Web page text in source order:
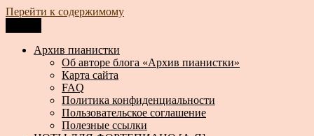
Перейти к содержимому
Архив пианистки
Всё для пианистов: ноты, книги, музыка, статьи…
Архив пианистки
Об авторе блога «Архив пианистки»
Карта сайта
FAQ
Политика конфиденциальности
Пользовательское соглашение
Полезные ссылки